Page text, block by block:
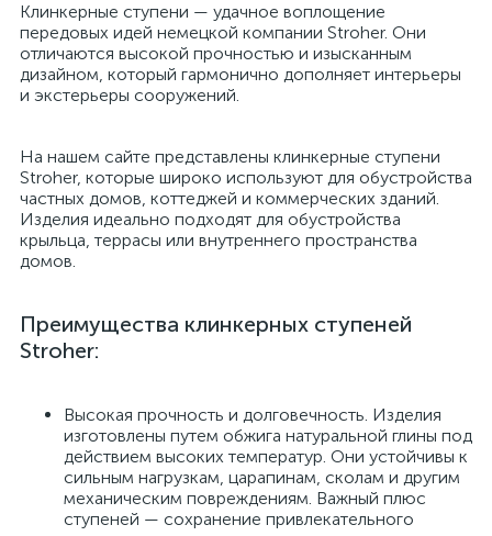
Клинкерные ступени — удачное воплощение
передовых идей немецкой компании Stroher. Они
отличаются высокой прочностью и изысканным
дизайном, который гармонично дополняет интерьеры
и экстерьеры сооружений.
На нашем сайте представлены клинкерные ступени
Stroher, которые широко используют для обустройства
частных домов, коттеджей и коммерческих зданий.
Изделия идеально подходят для обустройства
крыльца, террасы или внутреннего пространства
домов.
Преимущества клинкерных ступеней
Stroher:
Высокая прочность и долговечность. Изделия
изготовлены путем обжига натуральной глины под
действием высоких температур. Они устойчивы к
сильным нагрузкам, царапинам, сколам и другим
механическим повреждениям. Важный плюс
ступеней — сохранение привлекательного